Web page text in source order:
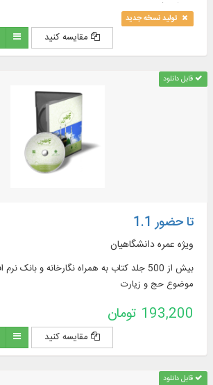
نور (۱۰ جلد)، كتب منتشر شده (۴۰ عنوان) و ...تولید نسخه جدید
مقایسه کنید
قابل دانلود
تا حضور 1.1
ویژه عمره دانشگاهیان
بیش از 500 جلد کتاب به همراه نگارخانه و بانک
موضوع حج و زیارت
193,200 تومان
مقایسه کنید
قابل دانلود